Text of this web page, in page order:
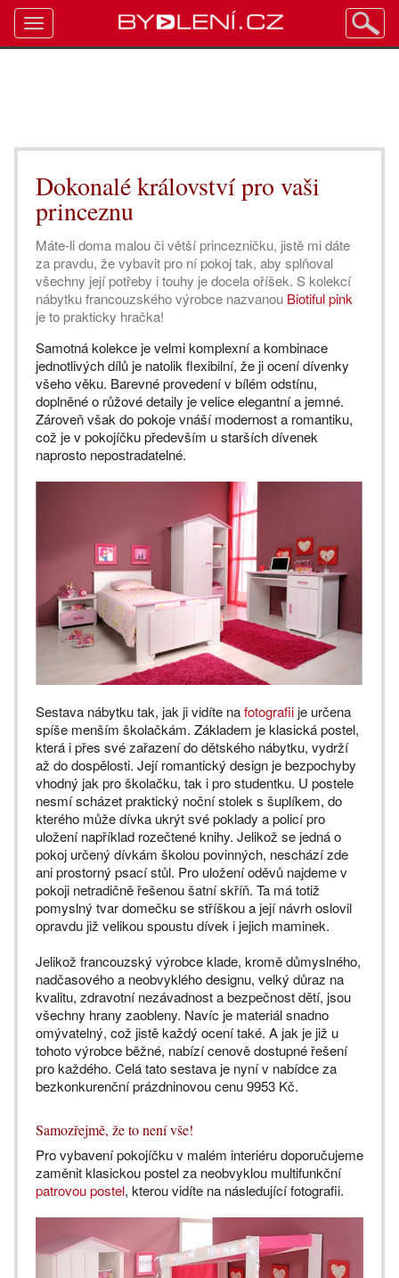
Dokonalé království pro vaši
princeznu
Máte-li doma malou či větší princezničku, jistě mi dáte
za pravdu, že vybavit pro ní pokoj tak, aby splňoval
všechny její potřeby i touhy je docela oříšek. S kolekcí
nábytku francouzského výrobce nazvanou Biotiful pink
je to prakticky hračka!
Samotná kolekce je velmi komplexní a kombinace
jednotlivých dílů je natolik flexibilní, že ji ocení dívenky
všeho věku. Barevné provedení v bílém odstínu,
doplněné o růžové detaily je velice elegantní a jemné.
Zároveň však do pokoje vnáší modernost a romantiku,
což je v pokojíčku především u starších dívenek
naprosto nepostradatelné.
Sestava nábytku tak, jak ji vidíte nafotografii je určena
spíše menším školačkám. Základem je klasická postel,
která i přes své zařazení do dětského nábytku, vydrží
až do dospělosti. Její romantický design je bezpochyby
vhodný jak pro školačku, tak i pro studentku. U postele
nesmí scházet praktický noční stolek s šuplíkem, do
kterého může dívka ukrýt své poklady a policí pro
uložení například rozečtené knihy. Jelikož se jedná o
pokoj určený dívkám školou povinných, neschází zde
ani prostorný psací stůl. Pro uložení oděvů najdeme v
pokoji netradičně řešenou šatní skříň. Ta má totiž
pomyslný tvar domečku se stříškou a její návrh oslovil
opravdu již velikou spoustu dívek i jejich maminek.
Jelikož francouzský výrobce klade, kromě důmyslného,
nadčasového a neobvyklého designu, velký důraz na
kvalitu, zdravotní nezávadnost a bezpečnost dětí, jsou
všechny hrany zaobleny. Navíc je materiál snadno
omývatelný, což jistě každý ocení také. A jak je již u
tohoto výrobce běžné, nabízí cenově dostupné řešení
pro každého. Celá tato sestava je nyní v nabídce za
bezkonkurenční prázdninovou cenu 9953 Kč.
Samozřejmě, že to není vše!
Pro vybavení pokojíčku v malém interiéru doporučujeme
zaměnit klasickou postel za neobvyklou multifunkční
patrovou postel, kterou vidíte na následující fotografii.
Toggle
navigation